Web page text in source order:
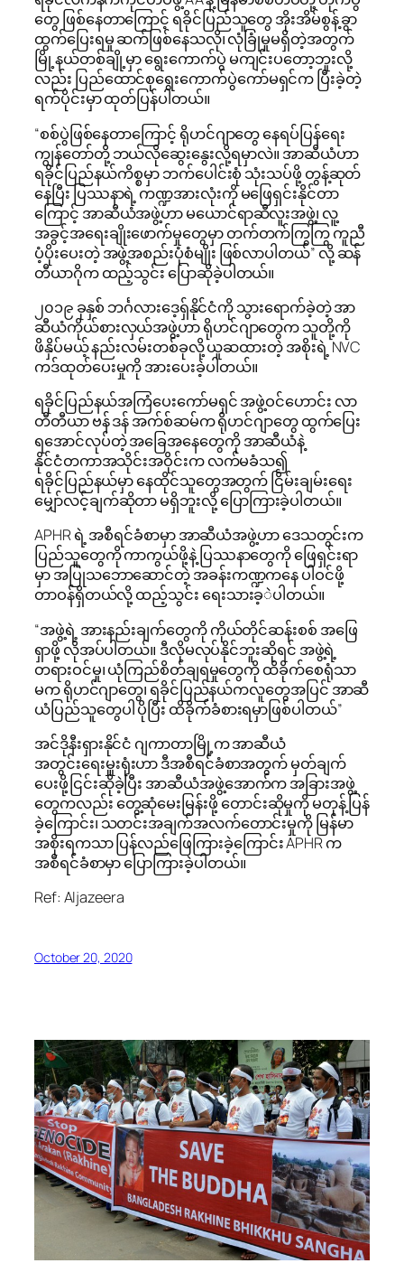
တွေ ဖြစ်​နေတာကြောင့် ရခိုင်ပြည်သူတွေ အိုးအိမ်စွန့်ခွာ
ထွက်ပြေးရမှု ဆက်ဖြစ်နေသလို၊ လုံခြုံမှုမရှိတဲ့အတွက်
မြို့နယ်တစ်ချို့မှာ ရွေးကောက်ပွဲ မကျင်းပတော့ဘူးလို့
လည်း ပြည်ထောင်စုရွေးကောက်ပွဲကော်မရှင်က ပြီးခဲ့တဲ့
ရက်ပိုင်းမှာ ထုတ်ပြန်ပါတယ်။
“စစ်ပွဲဖြစ်နေတာကြောင့် ရိုဟင်ဂျာတွေ နေရပ်ပြန်ရေး
ကျွန်တော်တို့ ဘယ်လိုဆွေးနွေးလို့ရမှာလဲ။ အာဆီယံဟာ
ရခိုင်ပြည်နယ်ကိစ္စမှာ ဘက်ပေါင်းစုံ သုံးသပ်ဖို့ တွန့်ဆုတ်
နေပြီး ပြဿနာရဲ့ ကဏ္ဍအားလုံးကို မဖြေရှင်းနိုင်တာ
ကြောင့် အာဆီယံအဖွဲ့ဟာ မယောင်ရာဆီလူးအဖွဲ့၊ လူ့
အခွင့်အရေးချိုးဖောက်မှုတွေမှာ တက်တက်ကြွကြွ ကူညီ
ပံ့ပိုးပေးတဲ့ အဖွဲ့အစည်းပုံစံမျိုး ဖြစ်လာပါတယ်” လို့ ဆန်
တီယာဂိုက ထည့်သွင်း ပြောဆိုခဲ့ပါတယ်။
၂၀၁၉ ခုနှစ် ဘင်္ဂလားဒေ့ရှ်နိုင်ငံကို သွားရောက်ခဲ့တဲ့ အာ
ဆီယံကိုယ်စားလှယ်အဖွဲ့ဟာ ရိုဟင်ဂျာတွေက သူတို့ကို
ဖိနှိပ်မယ့် နည်းလမ်းတစ်ခုလို့ ယူဆထားတဲ့ အစိုးရဲ့ NVC
ကဒ်ထုတ်ပေးမှုကို အားပေးခဲ့ပါတယ်။
ရခိုင်ပြည်နယ်အကြံပေးကော်မရှင် အဖွဲ့ဝင်ဟောင်း လာ
တီတီယာ ဗန် ဒန် အက်စ်ဆမ်က ရိုဟင်ဂျာတွေ ထွက်ပြေး
ရအောင်လုပ်တဲ့ အခြေအနေတွေကို အာဆီယံနဲ့
နိုင်ငံတကာအသိုင်းအဝိုင်းက လက်မခံသ၍
ရခိုင်ပြည်နယ်မှာ နေထိုင်သူတွေအတွက် ငြိမ်းချမ်းရေး
မျှော်လင့်ချက်ဆိုတာ မရှိဘူးလို့ ပြောကြားခဲ့ပါတယ်။
APHR ရဲ့ အစီရင်ခံစာမှာ အာဆီယံအဖွဲ့ဟာ ဒေသတွင်းက
ပြည်သူတွေကို ကာကွယ်ဖို့နဲ့ ပြဿနာတွေကို ဖြေရှင်းရာ
မှာ အပြုသဘောဆောင်တဲ့ အခန်းကဏ္ဍကနေ ပါဝင်ဖို့
တာဝန်ရှိတယ်လို့ ထည့်သွင်း ရေးသားခ့ဲပါတယ်။
“အဖွဲ့ရဲ့ အားနည်းချက်တွေကို ကိုယ်တိုင်ဆန်းစစ် အဖြေ
ရှာဖို့ လိုအပ်ပါတယ်။ ဒီလိုမလုပ်နိုင်ဘူးဆိုရင် အဖွဲ့ရဲ့
တရားဝင်မှု၊ ယုံကြည်စိတ်ချရမှုတွေကို ထိခိုက်စေရုံသာ
မက ရိုဟင်ဂျာတွေ၊ ရခိုင်ပြည်နယ်ကလူတွေအပြင် အာဆီ
ယံပြည်သူတွေပါ ပိုပြီး ထိခိုက်ခံစားရမှာဖြစ်ပါတယ်”
အင်ဒိုနီးရှားနိုင်ငံ ဂျကာတာမြို့က အာဆီယံ
အတွင်းရေးမှူးရုံးဟာ ဒီအစီရင်ခံစာအတွက် မှတ်ချက်
ပေးဖို့ငြင်းဆိုခဲ့ပြီး အာဆီယံအဖွဲ့အောက်က အခြားအဖွဲ့
တွေကလည်း တွေ့ဆုံမေးမြန်းဖို့ တောင်းဆိုမှုကို မတုန့်ပြန်
ခဲ့ကြောင်း၊ သတင်းအချက်အလက်တောင်းမှုကို မြန်မာ
အစိုးရကသာ ပြန်လည်ဖြေကြားခဲ့ကြောင်း APHR က
အစီရင်ခံစာမှာ ပြောကြားခဲ့ပါတယ်။
Ref: Aljazeera
October 20, 2020